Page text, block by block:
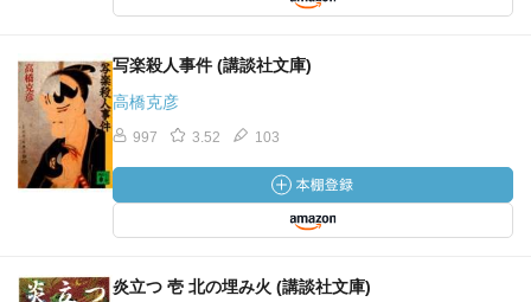
写楽殺人事件 (講談社文庫)
高橋克彦
997 3.52 103
炎立つ 壱 北の埋み火 (講談社文庫)